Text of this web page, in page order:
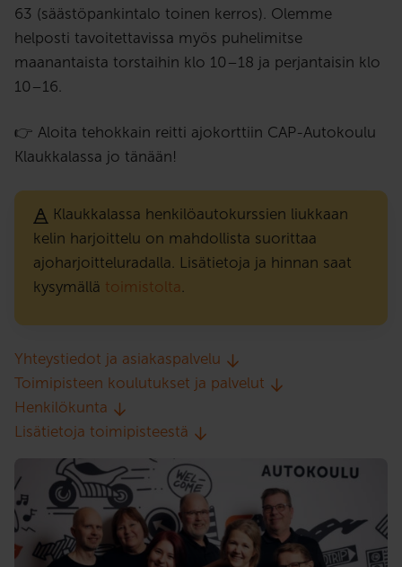
63 (säästöpankintalo toinen kerros). Olemme
helposti tavoitettavissa myös puhelimitse
maanantaista torstaihin klo 10–18 ja perjantaisin klo
10–16.
👉 Aloita tehokkain reitti ajokorttiin CAP-Autokoulu
Klaukkalassa jo tänään!
Klaukkalassa henkilöautokurssien liukkaan
kelin harjoittelu on mahdollista suorittaa
ajoharjoitteluradalla. Lisätietoja ja hinnan saat
kysymällä toimistolta.
Yhteystiedot ja asiakaspalvelu
Toimipisteen koulutukset ja palvelut
Henkilökunta
Lisätietoja toimipisteestä